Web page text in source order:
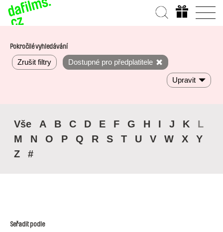
Pokročilé vyhledávání
Zrušit filtry Dostupné pro předplatitele
Upravit
Vše A B C D E F G H I J K
L
M
N O P Q R S T U V W X
Y
Z
#
Seřadit podle